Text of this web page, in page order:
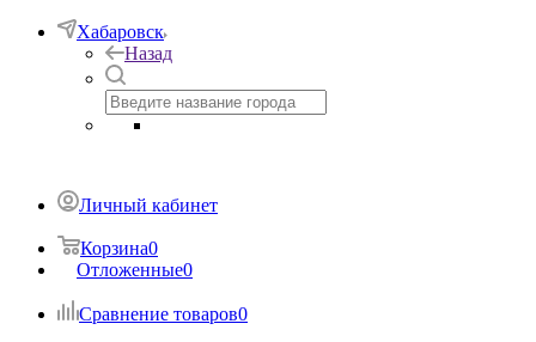
Хабаровск
Назад
Личный кабинет
Корзина0
Отложенные0
Сравнение товаров0